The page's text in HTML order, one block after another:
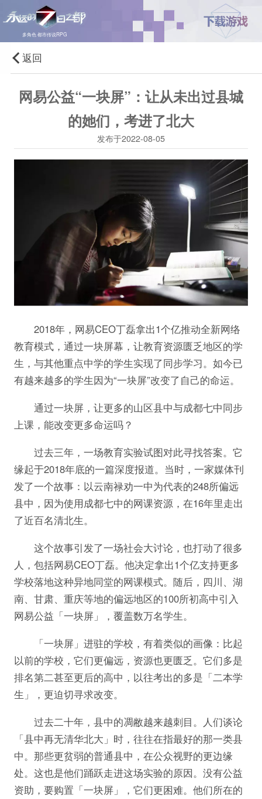
多角色·都市传说RPG
返回
网易公益“一块屏”：让从未出过县城
的她们，考进了北大
发布于2022-08-05
2018年，网易CEO丁磊拿出1个亿推动全新网络
教育模式，通过一块屏幕，让教育资源匮乏地区的学
生，与其他重点中学的学生实现了同步学习。如今已
有越来越多的学生因为“一块屏”改变了自己的命运。
通过一块屏，让更多的山区县中与成都七中同步
上课，能改变更多命运吗？
过去三年，一场教育实验试图对此寻找答案。它
缘起于2018年底的一篇深度报道。当时，一家媒体刊
发了一个故事：以云南禄劝一中为代表的248所偏远
县中，因为使用成都七中的网课资源，在16年里走出
了近百名清北生。
这个故事引发了一场社会大讨论，也打动了很多
人，包括网易CEO丁磊。他决定拿出1个亿支持更多
学校落地这种异地同堂的网课模式。随后，四川、湖
南、甘肃、重庆等地的偏远地区的100所初高中引入
网易公益「一块屏」，覆盖数万名学生。
「一块屏」进驻的学校，有着类似的画像：比起
以前的学校，它们更偏远，资源也更匮乏。它们多是
排名第二甚至更后的高中，以往考出的多是「二本学
生」，更迫切寻求改变。
过去二十年，县中的凋敝越来越刺目。人们谈论
「县中再无清华北大」时，往往在指最好的那一类县
中。那些更贫弱的普通县中，在公众视野的更边缘
处。这也是他们踊跃走进这场实验的原因。没有公益
资助，要购置「一块屏」，它们更困难。他们所在的